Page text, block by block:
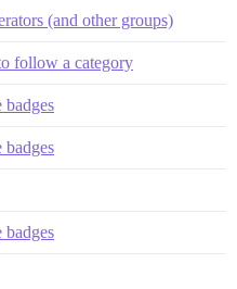
(and other groups)
follow a category
badges
badges
badges